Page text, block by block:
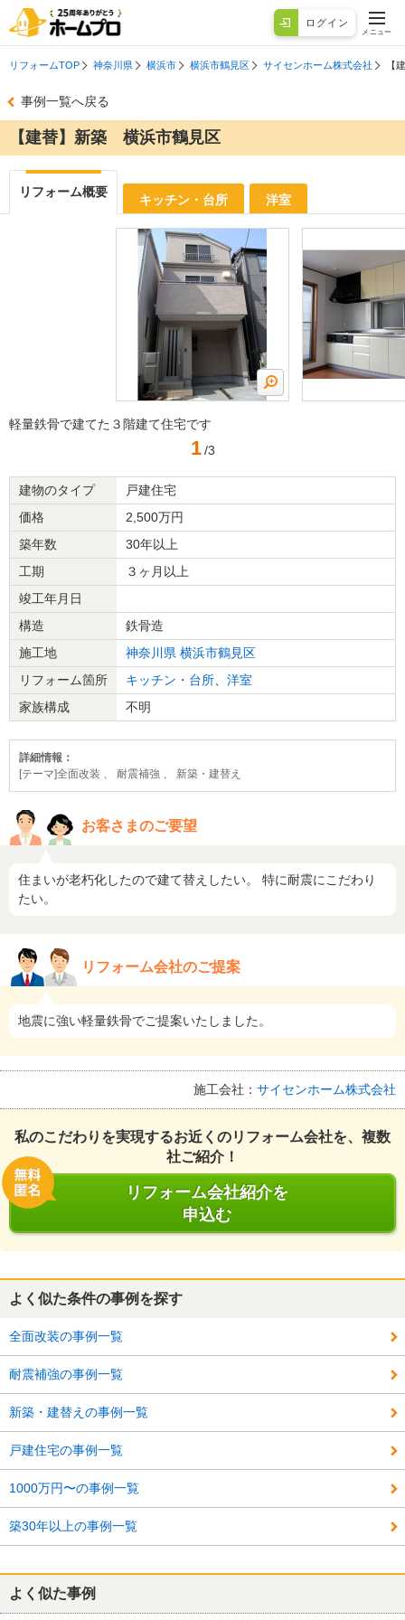
ログイン
メニュー
リフォームTOP 神奈川県 横浜市 横浜市鶴見区 サイセンホーム株式会社 【
事例一覧へ戻る
【建替】新築 横浜市鶴見区
リフォーム概要
キッチン・台所 洋室
軽量鉄骨で建てた３階建て住宅です
1 /3
建物のタイプ
戸建住宅
価格
2,500万円
築年数
30年以上
工期
３ヶ月以上
竣工年月日
構造
鉄骨造
施工地
神奈川県 横浜市鶴見区
リフォーム箇所
キッチン・台所
洋室
家族構成
不明
詳細情報：
[テーマ]全面改装 、 耐震補強 、 新築・建替え
お客さまのご要望
住まいが老朽化したので建て替えしたい。 特に耐震にこだわり
たい。
リフォーム会社のご提案
地震に強い軽量鉄骨でご提案いたしました。
施工会社： サイセンホーム株式会社
私のこだわりを実現するお近くのリフォーム会社を、複数
社ご紹介！
リフォーム会社紹介を
申込む
よく似た条件の事例を探す
全面改装の事例一覧
耐震補強の事例一覧
新築・建替えの事例一覧
戸建住宅の事例一覧
1000万円〜の事例一覧
築30年以上の事例一覧
よく似た事例